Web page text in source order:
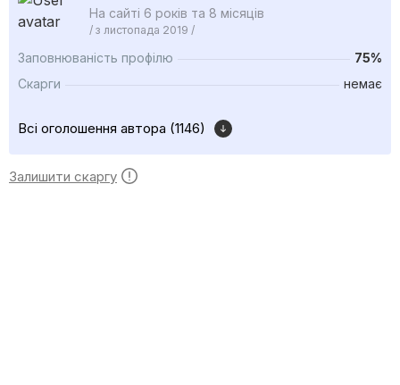
На сайті 6 років та 8 місяців
/ з листопада 2019 /
Заповнюваність профілю
75%
Скарги
немає
Всі оголошення автора (1146)
Залишити скаргу